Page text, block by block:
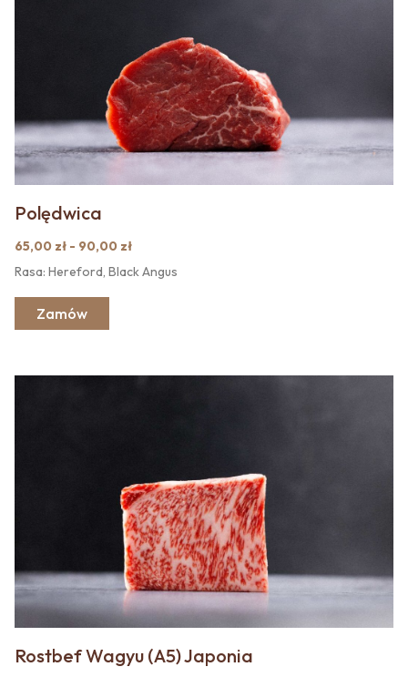
Polędwica
65,00 zł - 90,00 zł
Rasa: Hereford, Black Angus
Zamów
Rostbef Wagyu (A5) Japonia